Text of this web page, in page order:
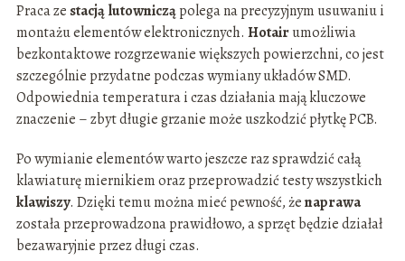
Praca ze stacją lutownicząpolega na precyzyjnym usuwaniu i
montażu elementów elektronicznych. Hotairumożliwia
bezkontaktowe rozgrzewanie większych powierzchni, co jest
szczególnie przydatne podczas wymiany układów SMD.
Odpowiednia temperatura i czas działania mają kluczowe
znaczenie – zbyt długie grzanie może uszkodzić płytkę PCB.
Po wymianie elementów warto jeszcze raz sprawdzić całą
klawiaturę miernikiem oraz przeprowadzić testy wszystkich
klawiszy. Dzięki temu można mieć pewność, żenaprawa
została przeprowadzona prawidłowo, a sprzęt będzie działał
bezawaryjnie przez długi czas.